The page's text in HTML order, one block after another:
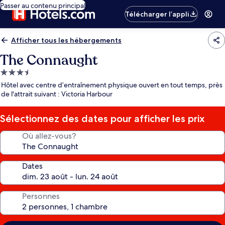
Passer au contenu principal
Télécharger l’appli
Afficher tous les hébergements
The Connaught
Hébergement
3.5 étoiles
Hôtel avec centre d’entraînement physique ouvert en tout temps, près
de l'attrait suivant : Victoria Harbour
Sélectionnez des dates pour afficher les prix
Où allez-vous?
Dates
Personnes